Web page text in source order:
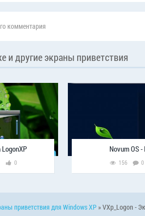
и другие экраны приветствия
0
Novum OS -
156 0
приветствия для Windows XP » VXp_Logon -